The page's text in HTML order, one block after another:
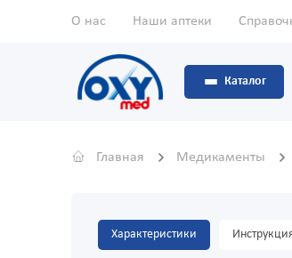
О нас Наши аптеки
Каталог
Главная Медикаменты
Характеристики